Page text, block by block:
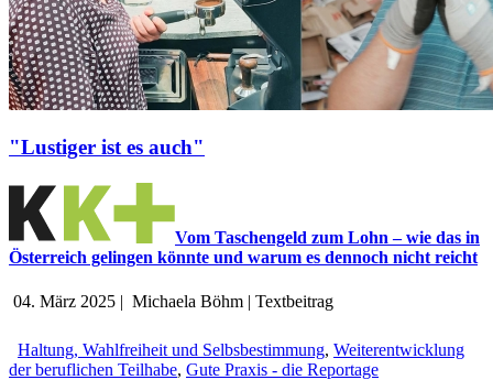
"Lustiger ist es auch"
Vom Taschengeld zum Lohn – wie das in
Österreich gelingen könnte und warum es dennoch nicht reicht
04. März 2025 | Michaela Böhm | Textbeitrag
Haltung, Wahlfreiheit und Selbsbestimmung, Weiterentwicklung
der beruflichen Teilhabe, Gute Praxis - die Reportage